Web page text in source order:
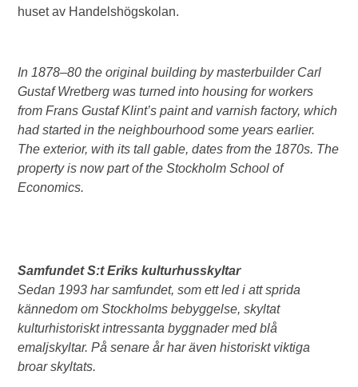
huset av Handelshögskolan.
In 1878–80 the original building by masterbuilder Carl
Gustaf Wretberg was turned intohousing for workers
from Frans Gustaf Klint’spaint and varnish factory, which
had started inthe neighbourhood some years earlier.
Theexterior, with its tall gable, dates from the 1870s. The
property is now part of theStockholm School of
Economics.
Samfundet S:t Eriks kulturhusskyltar
Sedan 1993 har samfundet, som ett led i att sprida
kännedom om Stockholms bebyggelse, skyltat
kulturhistoriskt intressanta byggnader med blå
emaljskyltar. På senare år har även historiskt viktiga
broar skyltats.